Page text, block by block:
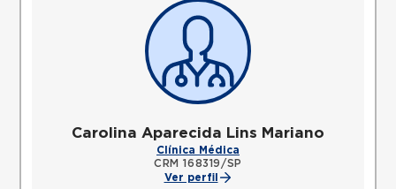
Carolina Aparecida Lins Mariano
Clínica Médica
CRM 168319/SP
Ver perfil